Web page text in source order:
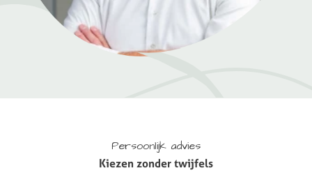
Persoonlijk advies
Kiezen zonder twijfels